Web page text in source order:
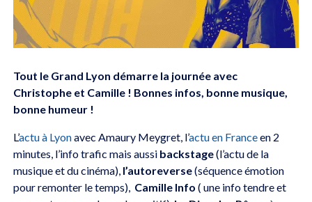
Tout le Grand Lyon démarre la journée avec
Christophe et Camille ! Bonnes infos, bonne musique,
bonne humeur !
L’actu à Lyonavec Amaury Meygret, l’actu en Franceen 2
minutes, l’info trafic mais aussi backstage(l’actu de la
musique et du cinéma), l’autoreverse(séquence émotion
pour remonter le temps), Camille Info ( une info tendre et